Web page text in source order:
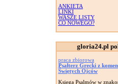
ANKIETA
LINKI
WASZE LISTY
CO NOWEGO?
gloria24.pl
praca zbiorowa
Psałterz Grecki z
Świętych Ojców
Księga Psalmów w